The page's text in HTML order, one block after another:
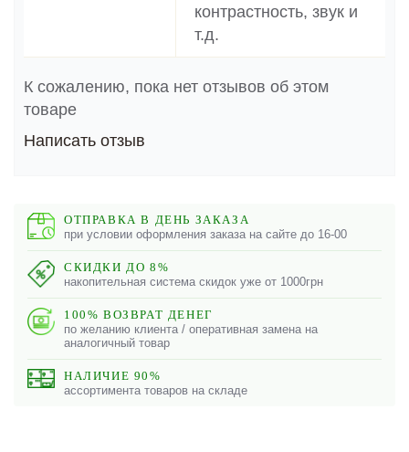
контрастность, звук и
т.д.
К сожалению, пока нет отзывов об этом
товаре
Написать отзыв
ОТПРАВКА В ДЕНЬ ЗАКАЗА
при условии оформления заказа на сайте до 16-00
СКИДКИ ДО 8%
накопительная система скидок уже от 1000грн
100% ВОЗВРАТ ДЕНЕГ
по желанию клиента / оперативная замена на
аналогичный товар
НАЛИЧИЕ 90%
ассортимента товаров на складе